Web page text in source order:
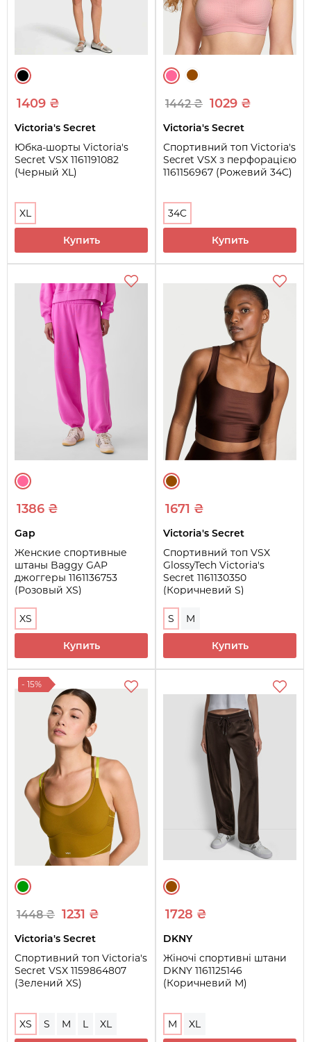
1409 ₴
Victoria's Secret
Юбка-шорты Victoria's
Secret VSX 1161191082
(Черный XL)
XL
Купить
1442 ₴ 1029 ₴
Victoria's Secret
Спортивний топ Victoria's
Secret VSX з перфорацією
1161156967 (Рожевий 34C)
34C
Купить
1386 ₴
Gap
Женские спортивные
штаны Baggy GAP
джоггеры 1161136753
(Розовый XS)
XS
Купить
1671 ₴
Victoria's Secret
Спортивний топ VSX
GlossyTech Victoria's
Secret 1161130350
(Коричневий S)
S M
Купить
- 15%
1448 ₴ 1231 ₴
Victoria's Secret
Спортивний топ Victoria's
Secret VSX 1159864807
(Зелений XS)
XS S M L XL
1728 ₴
DKNY
Жіночі спортивні штани
DKNY 1161125146
(Коричневий M)
M XL